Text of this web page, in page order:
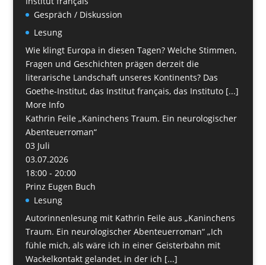
Gespräch / Diskussion
Lesung
Wie klingt Europa in diesen Tagen? Welche Stimmen,
Fragen und Geschichten prägen derzeit die
literarische Landschaft unseres Kontinents? Das
Goethe-Institut, das Institut français, das Instituto [...]
More Info
Kathrin Feile „Kaninchens Traum. Ein neurologischer
Abenteuerroman“
03 Juli
03.07.2026
18:00 - 20:00
Prinz Eugen Buch
Lesung
Autorinnenlesung mit Kathrin Feile aus „Kaninchens
Traum. Ein neurologischer Abenteuerroman“ „Ich
fühle mich, als wäre ich in einer Geisterbahn mit
Wackelkontakt gelandet, in der ich [...]